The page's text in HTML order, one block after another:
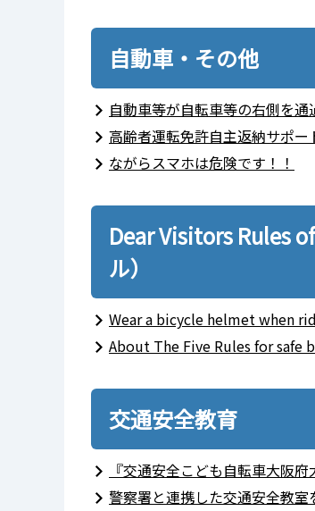
自動車・その他
自動車等が自転車等の右側を
高齢者運転免許自主返納サポー
ながらスマホは危険です！！
Dear Visitors Rules
ル）
Wear a bicycle helmet when
About The Five Rules for safe
交通安全教育
『交通安全こども自転車大阪
警察署と連携した交通安全教室